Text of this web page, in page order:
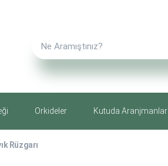
Orkideler Kutuda Aranjmanlar
Rüzgarı